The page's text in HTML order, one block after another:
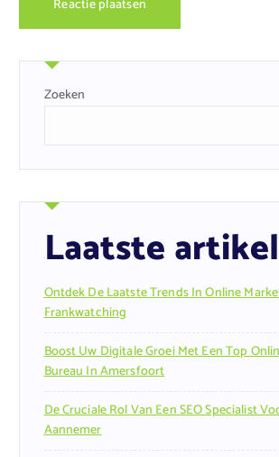
Zoeken
Laatste
Ontdek De Laatste Trends In Online
Frankwatching
Boost Uw Digitale Groei Met Een Top
Bureau In Amersfoort
De Cruciale Rol Van Een SEO Specialist
Aannemer